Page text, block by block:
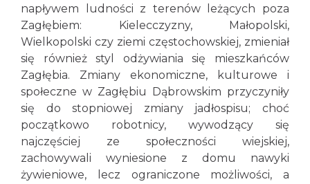
napływem ludności z terenów leżących poza
Zagłębiem: Kielecczyzny, Małopolski,
Wielkopolski czy ziemi częstochowskiej, zmieniał
się również styl odżywiania się mieszkańców
Zagłębia. Zmiany ekonomiczne, kulturowe i
społeczne w Zagłębiu Dąbrowskim przyczyniły
się do stopniowej zmiany jadłospisu; choć
początkowo robotnicy, wywodzący się
najczęściej ze społeczności wiejskiej,
zachowywali wyniesione z domu nawyki
żywieniowe, lecz ograniczone możliwości, a